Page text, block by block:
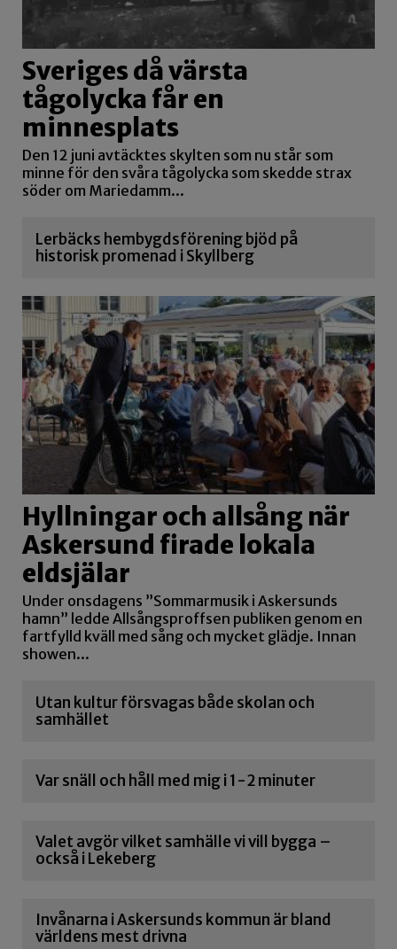
Sveriges då värsta
tågolycka får en
minnesplats
Den 12 juni avtäcktes skylten som nu står som
minne för den svåra tågolycka som skedde strax
söder om Mariedamm...
Lerbäcks hembygdsförening bjöd på
historisk promenad i Skyllberg
Hyllningar och allsång när
Askersund firade lokala
eldsjälar
Under onsdagens ”Sommarmusik i Askersunds
hamn” ledde Allsångsproffsen publiken genom en
fartfylld kväll med sång och mycket glädje. Innan
showen...
Utan kultur försvagas både skolan och
samhället
Var snäll och håll med mig i 1-2 minuter
Valet avgör vilket samhälle vi vill bygga –
också i Lekeberg
Invånarna i Askersunds kommun är bland
världens mest drivna